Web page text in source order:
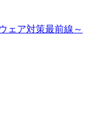
ェア対策最前線～